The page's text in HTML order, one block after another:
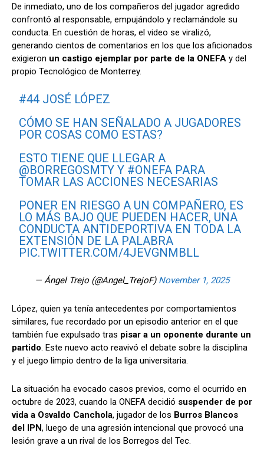
De inmediato, uno de los compañeros del jugador agredido
confrontó al responsable, empujándolo y reclamándole su
conducta. En cuestión de horas, el video se viralizó,
generando cientos de comentarios en los que los aficionados
exigieron un castigo ejemplar por parte de la ONEFA y del
propio Tecnológico de Monterrey.
#44 JOSÉ LÓPEZ
CÓMO SE HAN SEÑALADO A JUGADORES
POR COSAS COMO ESTAS?
ESTO TIENE QUE LLEGAR A
@BORREGOSMTY Y #ONEFA PARA
TOMAR LAS ACCIONES NECESARIAS
PONER EN RIESGO A UN COMPAÑERO, ES
LO MÁS BAJO QUE PUEDEN HACER, UNA
CONDUCTA ANTIDEPORTIVA EN TODA LA
EXTENSIÓN DE LA PALABRA
PIC.TWITTER.COM/4JEVGNMBLL
— Ángel Trejo (@Angel_TrejoF) November 1, 2025
López, quien ya tenía antecedentes por comportamientos
similares, fue recordado por un episodio anterior en el que
también fue expulsado tras pisar a un oponente durante un
partido. Este nuevo acto reavivó el debate sobre la disciplina
y el juego limpio dentro de la liga universitaria.
La situación ha evocado casos previos, como el ocurrido en
octubre de 2023, cuando la ONEFA decidió suspender de por
vida a Osvaldo Canchola, jugador de los Burros Blancos
del IPN, luego de una agresión intencional que provocó una
lesión grave a un rival de los Borregos del Tec.